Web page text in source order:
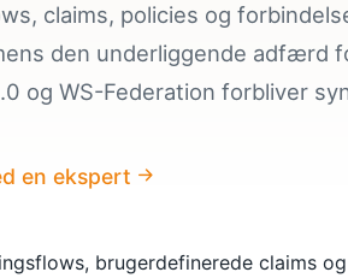
claims, policies og
den underliggende adfærd
og WS-Federation forbliver
en ekspert
brugerdefinerede claims